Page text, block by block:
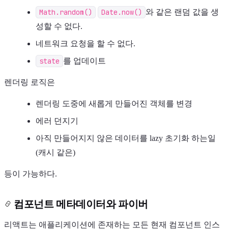
Math.random() Date.now() 와 같은 랜덤 값을 생
성할 수 없다.
네트워크 요청을 할 수 없다.
state 를 업데이트
렌더링 로직은
렌더링 도중에 새롭게 만들어진 객체를 변경
에러 던지기
아직 만들어지지 않은 데이터를 lazy 초기화 하는일
(캐시 같은)
등이 가능하다.
컴포넌트 메타데이터와 파이버
리액트는 애플리케이션에 존재하는 모든 현재 컴포넌트 인스